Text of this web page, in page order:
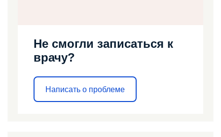
Не смогли записаться к
врачу?
Написать о проблеме